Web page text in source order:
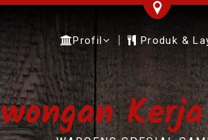
Profil Produk &